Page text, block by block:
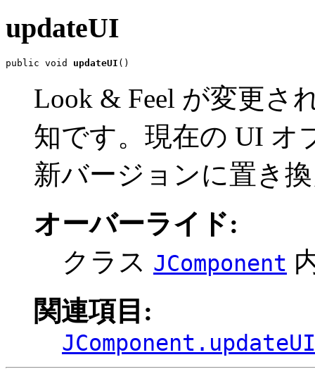
updateUI
public void updateUI ()
Look & Feel が変更さ
知です。現在の UI オ
新バージョンに置き
オーバーライド:
クラス JComponent
関連項目: